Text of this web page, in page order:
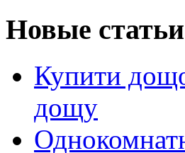
Новые
Купити
дощу